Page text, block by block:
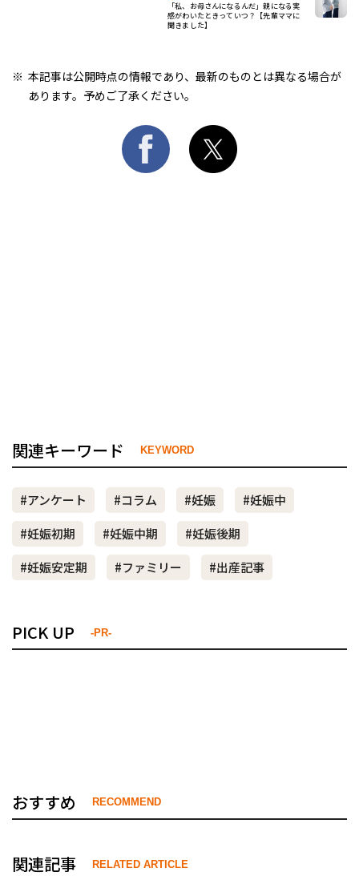
「私、お母さんになるんだ」親になる実
感がわいたときっていつ？【先輩ママに
聞きました】
本記事は公開時点の情報であり、最新のものとは異なる場合が
あります。予めご了承ください。
関連キーワード KEYWORD
#アンケート #コラム #妊娠
#妊娠中
#妊娠初期
#妊娠中期
#妊娠後期
#妊娠安定期
#ファミリー #出産記事
PICK UP -PR-
おすすめ RECOMMEND
関連記事 RELATED ARTICLE